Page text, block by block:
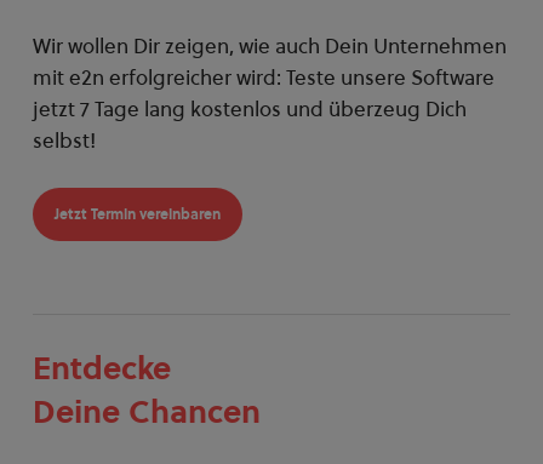
Wir wollen Dir zeigen, wie auch Dein Unternehmen
mit e2n erfolgreicher wird: Teste unsere Software
jetzt 7 Tage lang kostenlos und überzeug Dich
selbst!
Jetzt Termin vereinbaren
Entdecke
Deine Chancen